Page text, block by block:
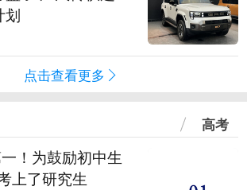
划
点击查看更多
高考
！为鼓励初中生
上了研究生